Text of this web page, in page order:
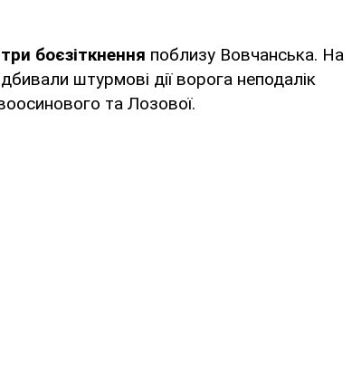
три боєзіткнення поблизу Вовчанська. На
штурмові дії ворога неподалік
та Лозової.